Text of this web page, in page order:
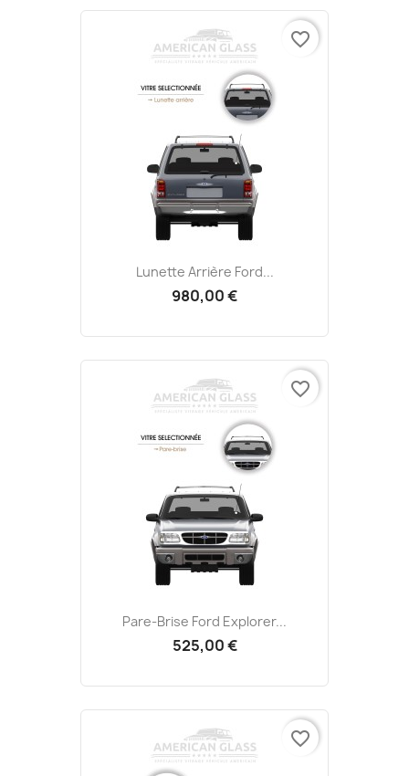
Lunette Arrière Ford...
980,00 €
favorite_border
Pare-Brise Ford Explorer...
525,00 €
favorite_border
favorite_border